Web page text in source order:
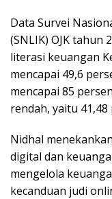
Data Survei
(SNLIK) OJK
literasi keuangan
mencapai 49,6
mencapai 85
rendah, yaitu 41,48
Nidhal
digital dan
mengelola
kecanduan judi